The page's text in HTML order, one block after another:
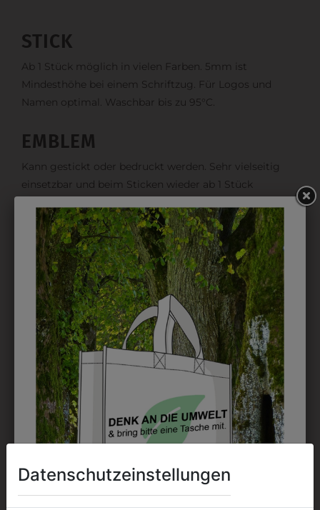
STICK
Ab 1 Stück möglich in vielen Farben. 5mm ist
Mindesthöhe bei einem Schriftzug. Für Logos und
Namen optimal. Waschbar bis zu 95°C.
EMBLEM
Kann gestickt oder bedruckt werden. Sehr vielseitig
einsetzbar und beim Sticken wieder ab 1 Stück
DRUCK
Perfekt für große Logos und für kleine Details, jedoch
kostet jede Farbe extra und ist erst ab 12 Stück
möglich. Waschbar bis zu 60°C.
DAS KÖNNTE IHNEN
AUCH GEFALLEN
Datenschutzeinstellungen